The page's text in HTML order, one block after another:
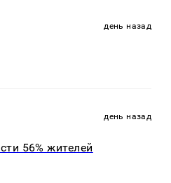
день назад
день назад
56% жителей